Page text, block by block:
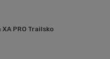
PRO Trailsko